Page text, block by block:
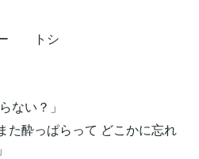
ー トシ
ない？」
た酔っぱらって どこかに忘れ